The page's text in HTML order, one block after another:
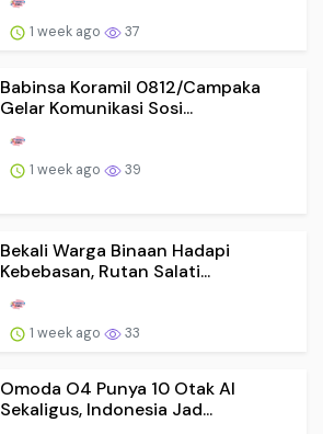
1 week ago 37
Babinsa Koramil 0812/Campaka
Gelar Komunikasi Sosi...
1 week ago 39
Bekali Warga Binaan Hadapi
Kebebasan, Rutan Salati...
1 week ago 33
Omoda O4 Punya 10 Otak AI
Sekaligus, Indonesia Jad...